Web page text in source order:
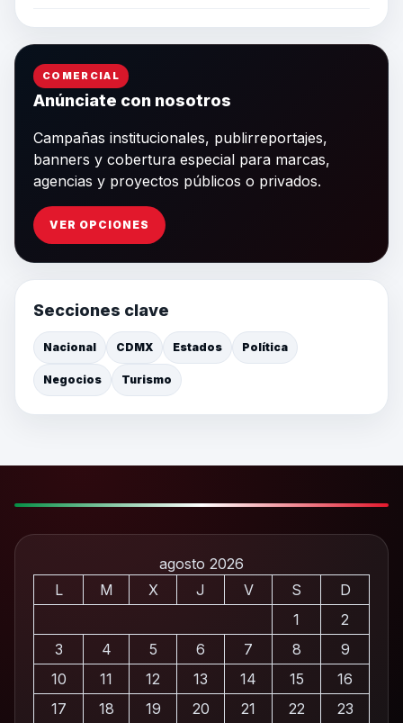
COMERCIAL
Anúnciate con nosotros
Campañas institucionales, publirreportajes,
banners y cobertura especial para marcas,
agencias y proyectos públicos o privados.
VER OPCIONES
Secciones clave
Nacional CDMX Estados Política
Negocios Turismo
agosto 2026
L
M X J V S
D
1
2
3
4 5 6 7 8
9
10
11 12 13 14 15
16
17
18 19 20 21 22
23